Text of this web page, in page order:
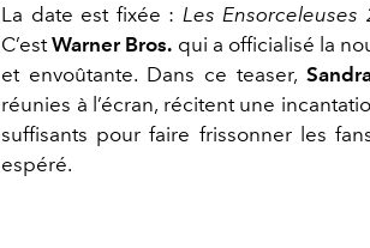
La date est fixée : Les Ensorceleuses
C’estWarner Bros. qui a officialisé la
et envoûtante. Dans ce teaser,
réunies à l’écran, récitent une
suffisants pour faire frissonner les
espéré.